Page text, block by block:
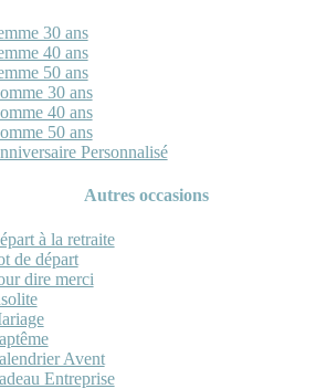
30 ans
40 ans
50 ans
30 ans
40 ans
50 ans
Personnalisé
Autres occasions
à la retraite
de départ
dire merci
Avent
Entreprise